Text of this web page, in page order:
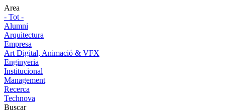
Area
- Tot -
Alumni
Arquitectura
Empresa
Art Digital, Animació & VFX
Enginyeria
Institucional
Management
Recerca
Technova
Buscar